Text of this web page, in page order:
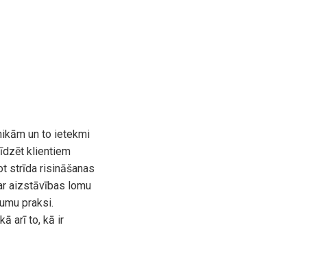
un to ietekmi
klientiem
strīda risināšanas
aizstāvības lomu
praksi.
arī to, kā ir